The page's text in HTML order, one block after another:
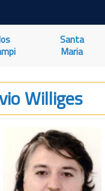
Santa
Maria
Williges